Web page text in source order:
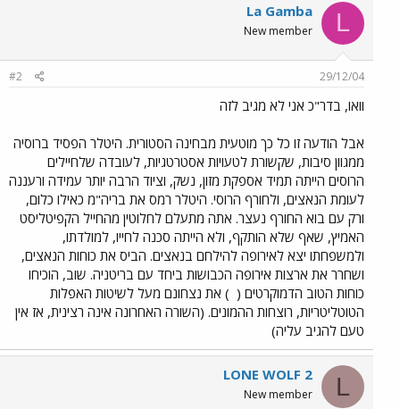
L
La Gamba
New member
29/12/04
#2
וואו, בדר"כ אני לא מגיב לזה
אבל הודעה זו כל כך מוטעית מבחינה הסטורית. היטלר הפסיד ברוסיה
ממגוון סיבות, שקשורת לטעויות אסטרטגיות, לעובדה שלחיילים
הרוסים הייתה תמיד אספקת מזון, נשק, וציוד הרבה יותר עמידה ורעננה
לעומת הנאצים, ולחורף הרוסי. היטלר רמס את בריה"מ כאילו כלום,
ורק עם בוא החורף נעצר. אתה מתעלם לחלוטין מהחייל הקפיטליסט
האמיץ, שאף שלא הותקף, ולא הייתה סכנה לחייו, למולדתו,
ולמשפחתו יצא לאירופה להילחם בנאצים. הביס את כוחות הנאצים,
ושחרר את ארצות אירופה הכבושות ביחד עם בריטניה. שוב, הוכיחו
כוחות הטוב הדמוקרטים ( ) את נצחונם מעל לשיטות האפלות
הטוטליטריות, רוצחות ההמונים. (השורה האחרונה אינה רצינית, אז אין
טעם להגיב עליה)
L
LONE WOLF 2
New member